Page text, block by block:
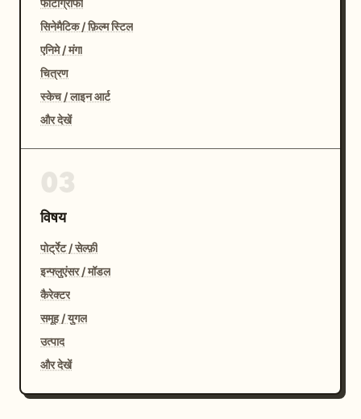
फोटोग्राफी
सिनेमैटिक / फ़िल्म स्टिल
एनिमे / मंगा
चित्रण
स्केच / लाइन आर्ट
और देखें
विषय
पोर्ट्रेट / सेल्फ़ी
इन्फ्लुएंसर / मॉडल
कैरेक्टर
समूह / युगल
उत्पाद
और देखें